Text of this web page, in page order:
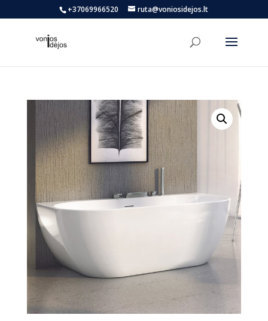
+37069966520 ruta@voniosidejos.lt